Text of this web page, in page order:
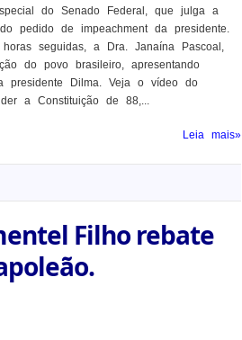
do Senado Federal, que julga a
pedido de impeachment da presidente.
seguidas, a Dra. Janaína Pascoal,
do povo brasileiro, apresentando
presidente Dilma. Veja o vídeo do
a Constituição de 88,...
Leia mais»
Filho rebate